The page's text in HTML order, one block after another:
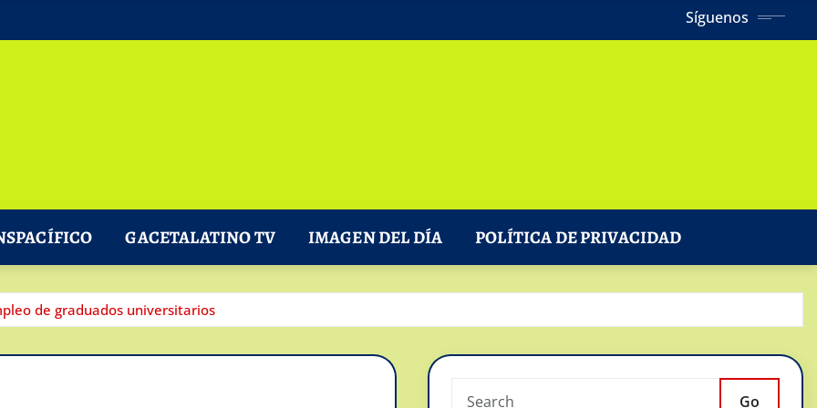
Síguenos
GACETALATINO TV IMAGEN DEL DÍA POLÍTICA DE PRIVACIDAD
de graduados universitarios
Go